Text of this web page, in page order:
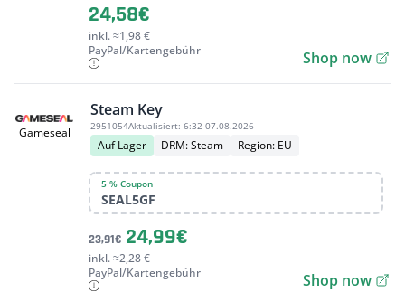
24,58€
inkl. ≈1,98 €
PayPal/Kartengebühr
Shop now
Gameseal
Steam Key
2951054Aktualisiert: 6:32 07.08.2026
Auf Lager DRM: Steam Region: EU
5 % Coupon
SEAL5GF
23,91€ 24,99€
inkl. ≈2,28 €
PayPal/Kartengebühr
Shop now